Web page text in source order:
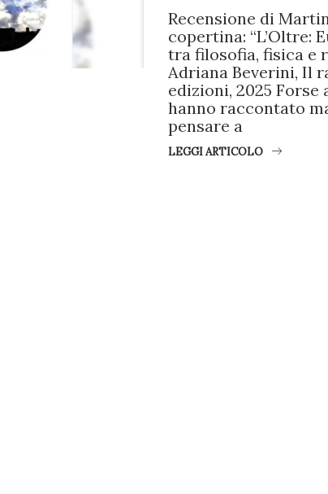
Recensione di
copertina: “L’Oltre:
tra filosofia, fisica e
Adriana Beverini, Il
edizioni, 2025 Forse
hanno raccontato
pensare a
LEGGI ARTICOLO